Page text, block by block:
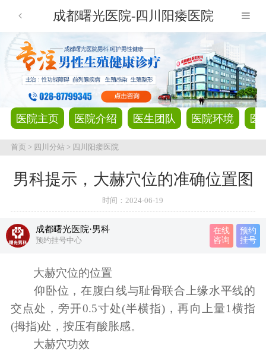
成都曙光医院-四川阳痿医院
医院主页 医院介绍 医生团队 医院环境 医
首页> 四川分站 > 四川阳痿医院
男科提示，大赫穴位的准确位置图
时间：2024-06-19
成都曙光医院·男科
预约挂号中心
在线
咨询
预约
挂号
大赫穴位的位置
仰卧位，在腹白线与耻骨联合上缘水平线的
交点处，旁开0.5寸处(半横指)，再向上量1横指
(拇指)处，按压有酸胀感。
大赫穴功效